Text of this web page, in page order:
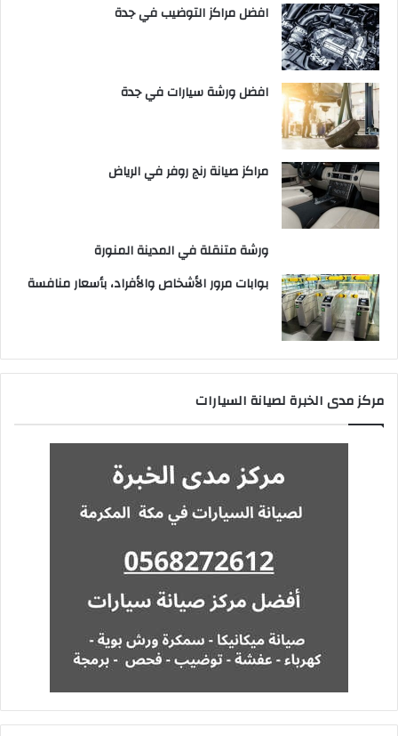
افضل مراكز التوضيب في جدة
افضل ورشة سيارات في جدة
مراكز صيانة رنج روفر في الرياض
ورشة متنقلة في المدينة المنورة
بوابات مرور الأشخاص والأفراد، بأسعار منافسة
مركز مدى الخبرة لصيانة السيارات